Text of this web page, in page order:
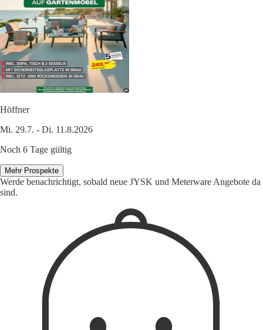
Höffner
Mi. 29.7. - Di. 11.8.2026
Noch 6 Tage gültig
Mehr Prospekte
Werde benachrichtigt, sobald neue JYSK und Meterware Angebote da
sind.